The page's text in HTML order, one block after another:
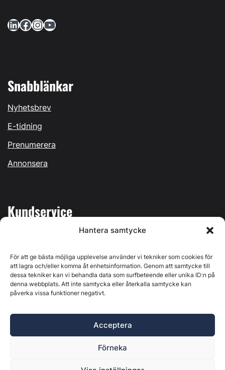
Hantera samtycke
För att ge bästa möjliga upplevelse använder vi tekniker som cookies för
att lagra och/eller komma åt enhetsinformation. Genom att samtycke till
dessa tekniker kan vi behandla data som surfbeteende eller unika ID:n på
denna webbplats. Att inte samtycka eller återkalla samtycke kan
påverka vissa funktioner negativt.
Acceptera
Förneka
LinkedIn Facebook InstagramYouTube
Snabblänkar
Nyhetsbrev
E-tidning
Prenumerera
Annonsera
Kundservice
Kontakta oss
Östernäsvägen 1, 827 32 Ljusdal, org.nr: 556625-6425 -
Ansvarig utgivare: Henrik Ekberg. Innehållet på denna
webbplats är upphovsrättsligt skyddat. Ange källa vid citering.
Byggvärlden är en del avMarknadsdatagruppen
Policy för datahantering, integritet och cookies